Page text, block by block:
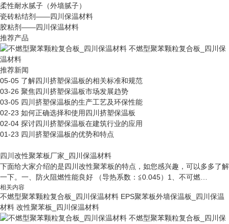
柔性耐水腻子（外墙腻子）
瓷砖粘结剂——四川保温材料
胶粘剂——四川保温材料
推荐产品
不燃型聚苯颗粒复合板_四川保
温材料
推荐新闻
05-05 了解四川挤塑保温板的相关标准和规范
03-26 聚焦四川挤塑保温板市场发展趋势
03-05 四川挤塑保温板的生产工艺及环保性能
02-23 如何正确选择和使用四川挤塑保温板
02-04 探讨四川挤塑保温板在建筑行业的应用
01-23 四川挤塑保温板的优势和特点
四川改性聚苯板厂家_四川保温材料
下面给大家介绍的是四川改性聚苯板的特点，如您感兴趣，可以多多了解
一下。一、防火阻燃性能良好 （导热系数：≦0.045）1、不可燃…
相关内容
不燃型聚苯颗粒复合板_四川保温材料 EPS聚苯板外墙保温板_四川保温
材料 改性聚苯板_四川保温材料
不燃型聚苯颗粒复合板_四川保